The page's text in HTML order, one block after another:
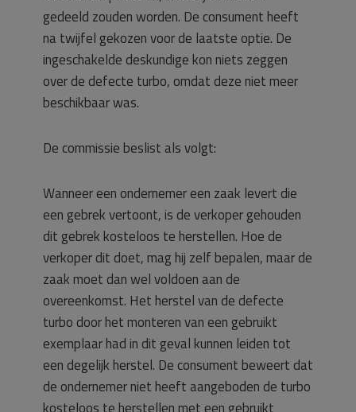
gedeeld zouden worden. De consument heeft
na twijfel gekozen voor de laatste optie. De
ingeschakelde deskundige kon niets zeggen
over de defecte turbo, omdat deze niet meer
beschikbaar was.
De commissie beslist als volgt:
Wanneer een ondernemer een zaak levert die
een gebrek vertoont, is de verkoper gehouden
dit gebrek kosteloos te herstellen. Hoe de
verkoper dit doet, mag hij zelf bepalen, maar de
zaak moet dan wel voldoen aan de
overeenkomst. Het herstel van de defecte
turbo door het monteren van een gebruikt
exemplaar had in dit geval kunnen leiden tot
een degelijk herstel. De consument beweert dat
de ondernemer niet heeft aangeboden de turbo
kosteloos te herstellen met een gebruikt